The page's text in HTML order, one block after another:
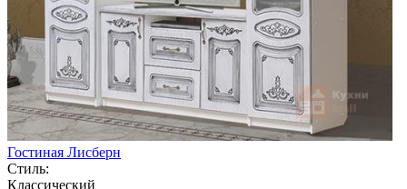
Гостиная Лисберн
Стиль:
Классический